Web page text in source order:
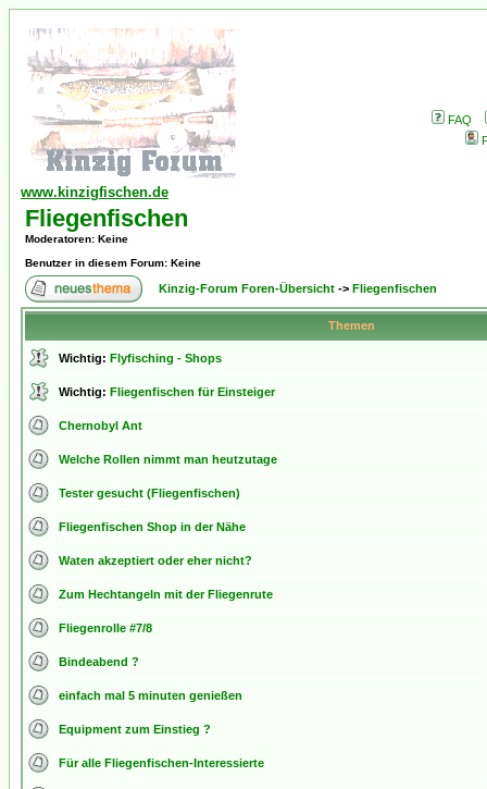
FAQ
www.kinzigfischen.de
Fliegenfischen
Moderatoren: Keine
Benutzer in diesem Forum: Keine
Kinzig-Forum Foren-Übersicht -> Fliegenfischen
Themen
Wichtig: Flyfisching - Shops
Wichtig: Fliegenfischen für Einsteiger
Chernobyl Ant
Welche Rollen nimmt man heutzutage
Tester gesucht (Fliegenfischen)
Fliegenfischen Shop in der Nähe
Waten akzeptiert oder eher nicht?
Zum Hechtangeln mit der Fliegenrute
Fliegenrolle #7/8
Bindeabend ?
einfach mal 5 minuten genießen
Equipment zum Einstieg ?
Für alle Fliegenfischen-Interessierte